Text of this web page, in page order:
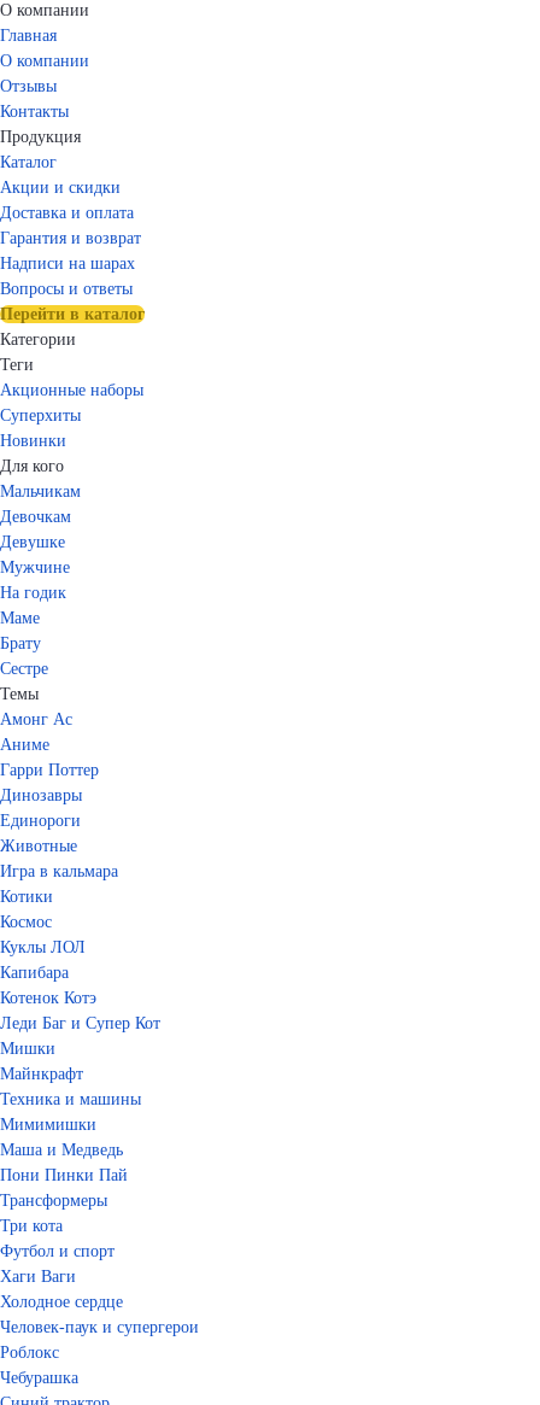
О компании
Главная
О компании
Отзывы
Контакты
Продукция
Каталог
Акции и скидки
Доставка и оплата
Гарантия и возврат
Надписи на шарах
Вопросы и ответы
Перейти в каталог
Категории
Теги
Акционные наборы
Суперхиты
Новинки
Для кого
Мальчикам
Девочкам
Девушке
Мужчине
На годик
Маме
Брату
Сестре
Темы
Амонг Ас
Аниме
Гарри Поттер
Динозавры
Единороги
Животные
Игра в кальмара
Котики
Космос
Куклы ЛОЛ
Капибара
Котенок Котэ
Леди Баг и Супер Кот
Мишки
Майнкрафт
Техника и машины
Мимимишки
Маша и Медведь
Пони Пинки Пай
Трансформеры
Три кота
Футбол и спорт
Хаги Ваги
Холодное сердце
Человек-паук и супергерои
Роблокс
Чебурашка